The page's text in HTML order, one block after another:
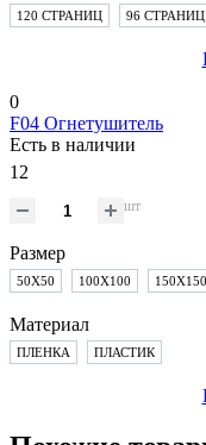
120 СТРАНИЦ 96 СТРАНИЦ
0
F04 Огнетушитель
Есть в наличии
12
шт
Размер
50X50 100X100 150X150
Материал
ПЛЕНКА ПЛАСТИК